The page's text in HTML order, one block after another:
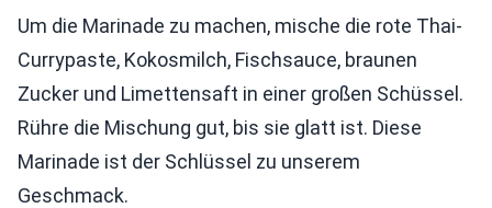
Um die Marinade zu machen, mische die rote Thai-
Currypaste, Kokosmilch, Fischsauce, braunen
Zucker und Limettensaft in einer großen Schüssel.
Rühre die Mischung gut, bis sie glatt ist. Diese
Marinade ist der Schlüssel zu unserem
Geschmack.